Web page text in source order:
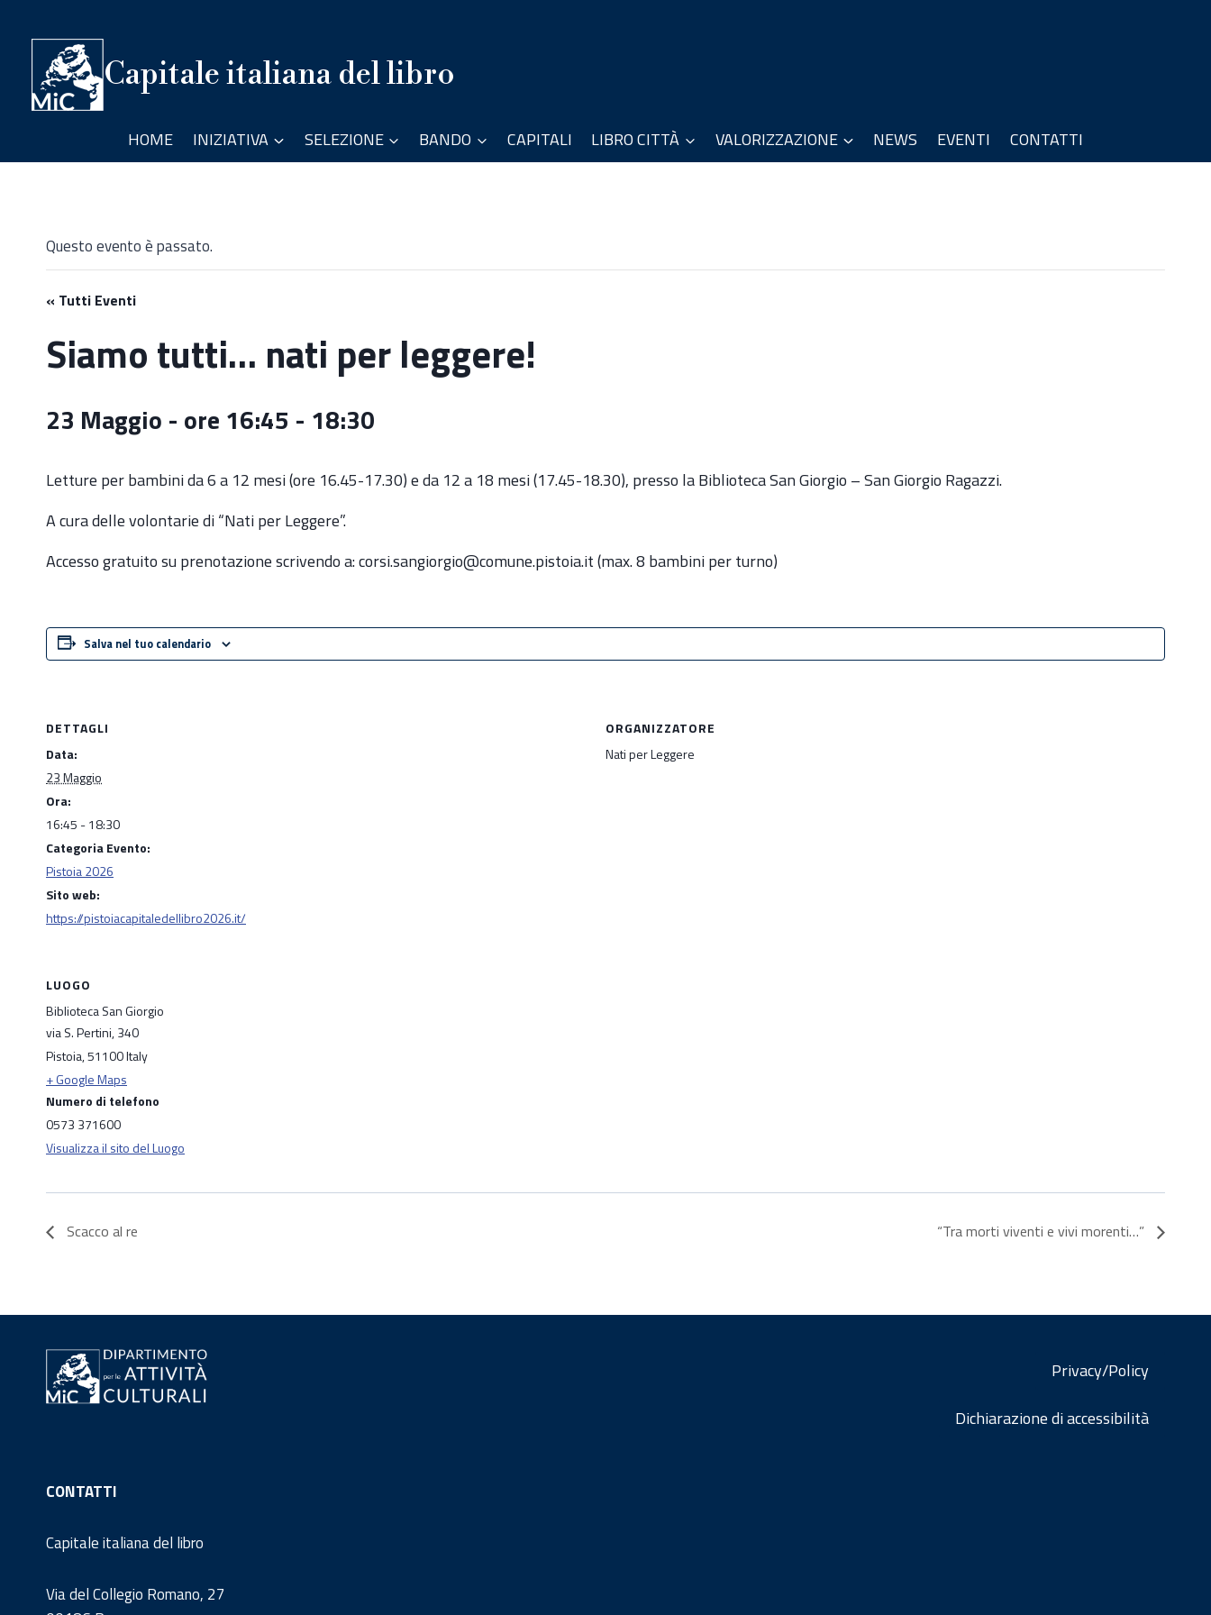
contenuto
Capitale italiana del libro
HOME INIZIATIVA SELEZIONE BANDO CAPITALI LIBRO CITTÀ VALORIZZAZIONE NEWS EVENTI CONTATTI
Questo evento è passato.
« Tutti Eventi
Siamo tutti… nati per leggere!
23 Maggio - ore 16:45 - 18:30
Letture per bambini da 6 a 12 mesi (ore 16.45-17.30) e da 12 a 18 mesi (17.45-18.30), presso la Biblioteca San Giorgio – San Giorgio Ragazzi.
A cura delle volontarie di “Nati per Leggere”.
Accesso gratuito su prenotazione scrivendo a: corsi.sangiorgio@comune.pistoia.it (max. 8 bambini per turno)
Salva nel tuo calendario
DETTAGLI
Data:
23 Maggio
Ora:
16:45 - 18:30
Categoria Evento:
Pistoia 2026
Sito web:
https://pistoiacapitaledellibro2026.it/
ORGANIZZATORE
Nati per Leggere
LUOGO
Biblioteca San Giorgio
via S. Pertini, 340
Pistoia,51100Italy
+ Google Maps
Numero di telefono
0573 371600
Visualizza il sito del Luogo
Scacco al re “Tra morti viventi e vivi morenti…”
Privacy/Policy
Dichiarazione di accessibilità
CONTATTI
Capitale italiana del libro
Via del Collegio Romano, 27